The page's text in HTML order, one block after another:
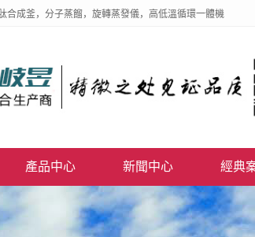
合成釜，分子蒸餾，旋轉蒸發儀，高低溫循環一體機
產品中心 新聞中心 經典